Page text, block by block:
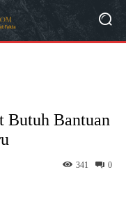
Butuh Bantuan
0
341